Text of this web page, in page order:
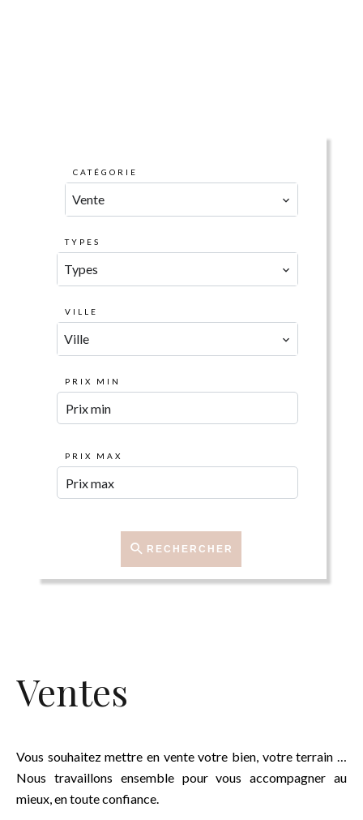
CATÉGORIE
Vente
TYPES
Types
VILLE
Ville
PRIX MIN
PRIX MAX
RECHERCHER
Ventes
Vous souhaitez mettre en vente votre bien, votre terrain …
Nous travaillons ensemble pour vous accompagner au
mieux, en toute confiance.